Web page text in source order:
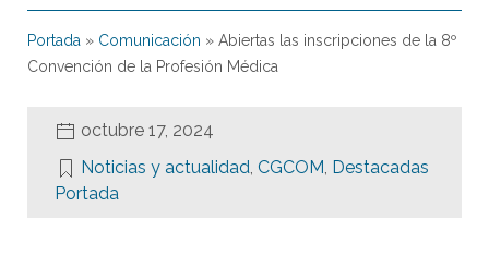
Portada » Comunicación » Abiertas las inscripciones de la 8º
Convención de la Profesión Médica
octubre 17, 2024
Noticias y actualidad, CGCOM, Destacadas
Portada